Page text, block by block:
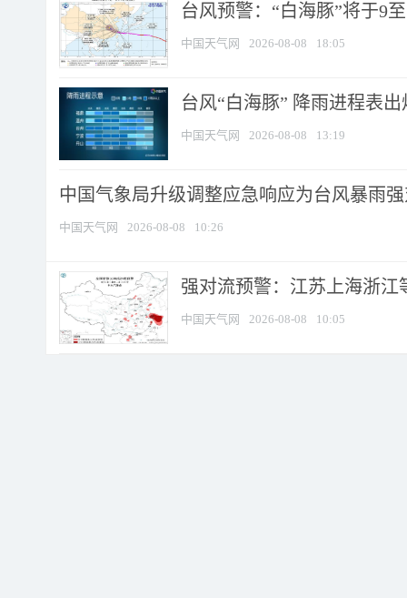
台风预警：“白海豚”将于9
中国天气网 2026-08-08 18:05
台风“白海豚” 降雨进程表
中国天气网 2026-08-08 13:19
中国气象局升级调整应急响应为台风暴雨
中国天气网 2026-08-08 10:26
强对流预警：江苏上海浙江
中国天气网 2026-08-08 10:05